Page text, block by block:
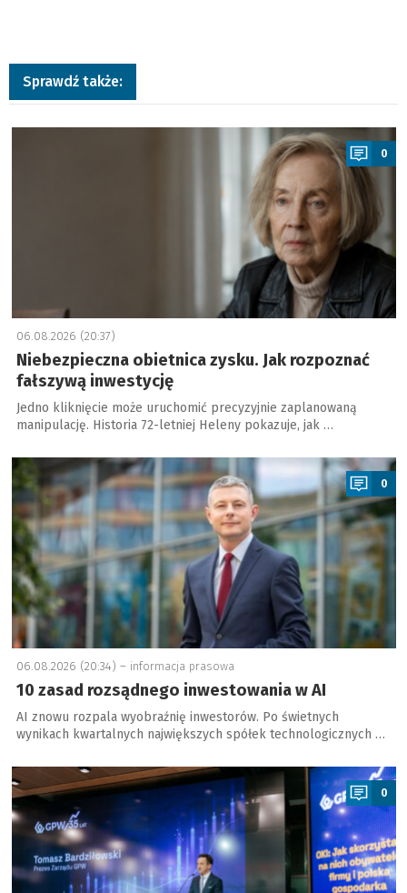
Sprawdź także:
a
0
06.08.2026 (20:37)
Niebezpieczna obietnica zysku. Jak rozpoznać
fałszywą inwestycję
Jedno kliknięcie może uruchomić precyzyjnie zaplanowaną
manipulację. Historia 72-letniej Heleny pokazuje, jak …
a
0
06.08.2026 (20:34) – informacja prasowa
10 zasad rozsądnego inwestowania w AI
AI znowu rozpala wyobraźnię inwestorów. Po świetnych
wynikach kwartalnych największych spółek technologicznych …
a
0